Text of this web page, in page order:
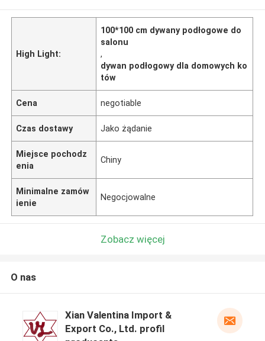
High Light:
100*100 cm dywany podłogowe do
salonu
,
dywan podłogowy dla domowych ko
tów
Cena negotiable
Czas dostawy Jako żądanie
Miejsce pochodz
enia
Chiny
Minimalne zamów
ienie
Negocjowalne
Zobacz więcej
O nas
Xian Valentina Import &
Export Co., Ltd. profil